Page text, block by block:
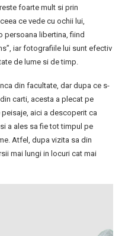
foarte mult si prin
ce vede cu ochii lui,
persoana libertina, fiind
iar fotografiile lui sunt efectiv
de lume si de timp.
din facultate, dar dupa ce s-
carti, acesta a plecat pe
aici a descoperit ca
a ales sa fie tot timpul pe
Atfel, dupa vizita sa din
mai lungi in locuri cat mai